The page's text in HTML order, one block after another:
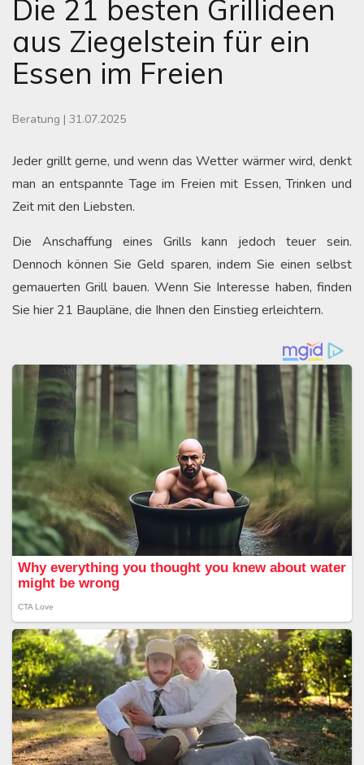
Die 21 besten Grillideen
aus Ziegelstein für ein
Essen im Freien
Beratung | 31.07.2025
Jeder grillt gerne, und wenn das Wetter wärmer wird, denkt
man an entspannte Tage im Freien mit Essen, Trinken und
Zeit mit den Liebsten.
Die Anschaffung eines Grills kann jedoch teuer sein.
Dennoch können Sie Geld sparen, indem Sie einen selbst
gemauerten Grill bauen. Wenn Sie Interesse haben, finden
Sie hier 21 Baupläne, die Ihnen den Einstieg erleichtern.